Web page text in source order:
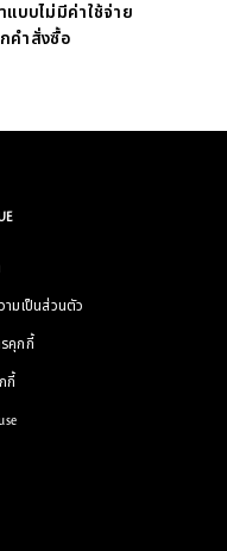
แบบไม่มีค่าใช้จ่าย
คำสั่งซื้อ
ามเป็นส่วนตัว
คุกกี้
กี้